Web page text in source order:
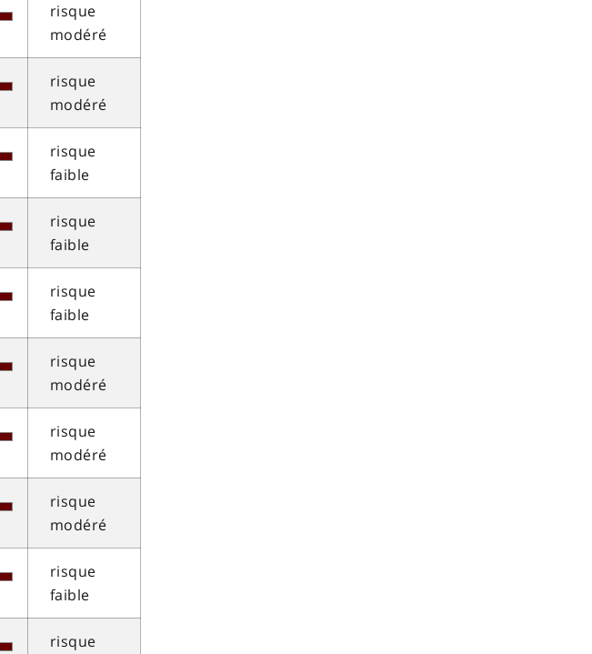
risque
modéré
risque
modéré
risque
faible
risque
faible
risque
faible
risque
modéré
risque
modéré
risque
modéré
risque
faible
risque